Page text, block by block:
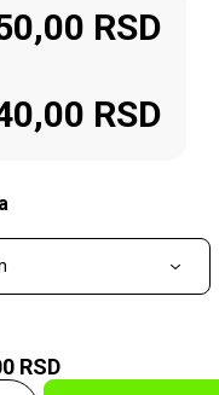
RSD
RSD
RSD